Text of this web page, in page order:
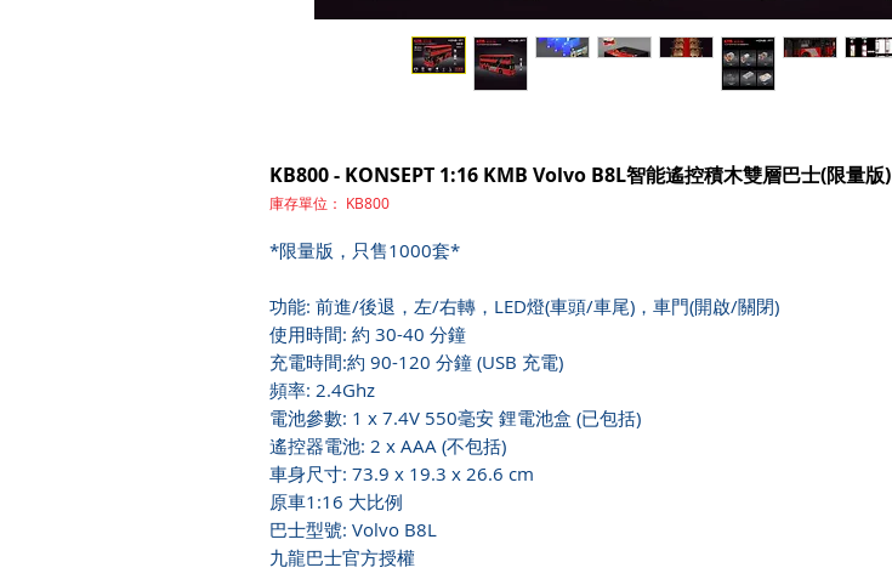
KB800 - KONSEPT 1:16 KMB Volvo B8L智能遙控積木雙層巴士(限量版)
庫存單位： KB800
*限量版，只售1000套*
功能: 前進/後退，左/右轉，LED燈(車頭/車尾)，車門(開啟/關閉)
使用時間: 約 30-40 分鐘
充電時間:約 90-120 分鐘 (USB 充電)
頻率: 2.4Ghz
電池參數: 1 x 7.4V 550毫安 鋰電池盒 (已包括)
遙控器電池: 2 x AAA (不包括)
車身尺寸: 73.9 x 19.3 x 26.6 cm
原車1:16 大比例
巴士型號: Volvo B8L
九龍巴士官方授權